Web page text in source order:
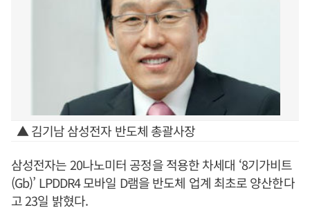
▲ 김기남 삼성전자 반도체 총괄사장
삼성전자는 20나노미터 공정을 적용한 차세대 ‘8기가비트
(Gb)’ LPDDR4 모바일 D램을 반도체 업계 최초로 양산한다
고 23일 밝혔다.